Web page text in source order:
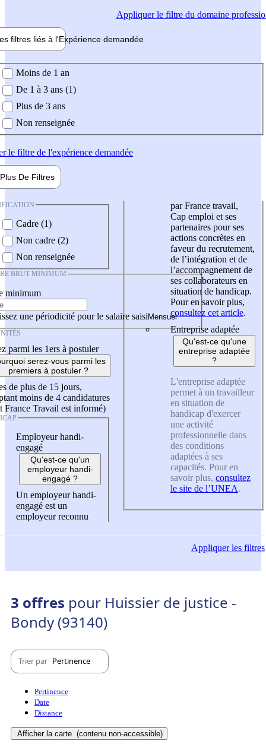
Appliquerle filtre du domaine
filtres liés à l'Expérience demandée
demandée
Moins de 1 an
De 1 à 3 ans (1)
Plus de 3 ans
Non renseignée
le filtre de l'expérience demandée
Plus De Filtres
Cadre (1)
Non cadre (2)
Non renseignée
BRUT MINIMUM
minimum
une périodicité pour le salaire saisi
parmi les 1ers à postuler
serez-vous parmi les
premiers à postuler ?
de plus de 15 jours,
moins de 4 candidatures
France Travail est informé)
Employeur handi-
engagé
Qu'est-ce qu'un
employeur handi-
engagé ?
Un employeur handi-
engagé est un
employeur reconnu
par France travail,
Cap emploi et ses
partenaires pour ses
actions concrètes en
faveur du recrutement,
de l’intégration et de
l’accompagnement de
ses collaborateurs en
situation de handicap.
Pour en savoir plus,
consultez cet article.
Entreprise adaptée
Qu'est-ce qu'une
entreprise adaptée
?
L'entreprise adaptée
permet à un travailleur
en situation de
handicap d'exercer
une activité
professionnelle dans
des conditions
adaptées à ses
capacités. Pour en
savoir plus, consultez
le site de l’UNEA.
Appliquerles filtres
3 offres pour Huissier de justice -
Bondy (93140)
Trier par Pertinence
Pertinence
Date
Distance
Afficher la carte (contenu non-accessible)